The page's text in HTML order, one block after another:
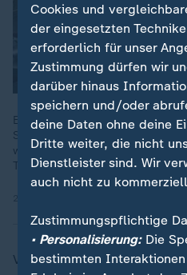
Ein multinationaler Nato-
Sicherheit der Infrastruktur am
werden ferngesteuerte
Taucher.
Viele dieser Schrottschiffe
Cookies und
der eingesetzten
erforderlich für unser
Zustimmung dürfen wir
darüber hinaus
speichern und/oder
deine Daten ohne deine
Dritte weiter, die nicht
Dienstleister sind. Wir
auch nicht zu
Zustimmungspflichtige
• Personalisierung:Die
bestimmten